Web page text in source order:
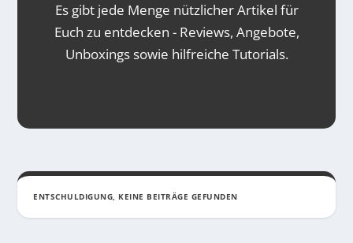
Es gibt jede Menge nützlicher Artikel für
Euch zu entdecken - Reviews, Angebote,
Unboxings sowie hilfreiche Tutorials.
ENTSCHULDIGUNG, KEINE BEITRÄGE GEFUNDEN